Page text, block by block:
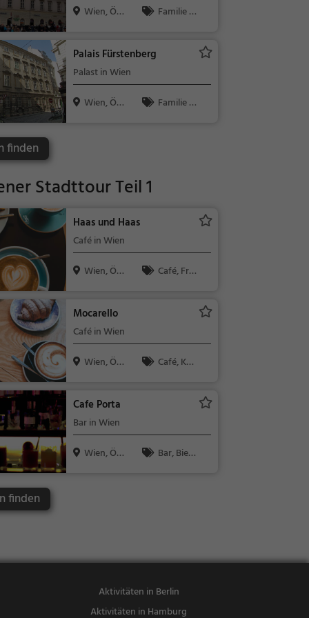
Wien, Öst
Familie &
Palais Fürstenberg
Palast in Wien
Wien, Öst
Familie &
finden
Stadttour Teil 1
Haas und Haas
Café in Wien
Wien, Öst
Café, Frü
Mocarello
Café in Wien
Wien, Öst
Café, Kaff
Cafe Porta
Bar in Wien
Wien, Öst
Bar, Bier,
finden
Aktivitäten in Berlin
Aktivitäten in Hamburg